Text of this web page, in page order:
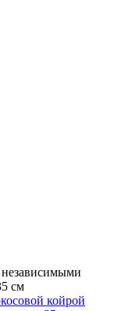
независимыми
см
койрой